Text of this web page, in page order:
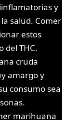
y
salud. Comer
estos
del THC.
cruda
amargo y
consumo sea
marihuana